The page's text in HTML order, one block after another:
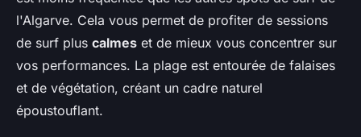
l'Algarve. Cela vous permet de profiter de sessions
de surf plus calmes et de mieux vous concentrer sur
vos performances. La plage est entourée de falaises
et de végétation, créant un cadre naturel
époustouflant.